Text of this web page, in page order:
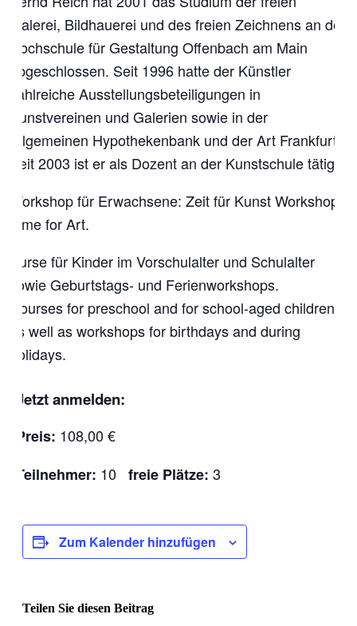
Malerei, Bildhauerei und des freien Zeichnens an der
Hochschule für Gestaltung Offenbach am Main
abgeschlossen. Seit 1996 hatte der Künstler
zahlreiche Ausstellungsbeteiligungen in
Kunstvereinen und Galerien sowie in der
Allgemeinen Hypothekenbank und der Art Frankfurt.
Seit 2003 ist er als Dozent an der Kunstschule tätig.
Workshop für Erwachsene: Zeit für Kunst Workshop.
Time for Art.
Kurse für Kinder im Vorschulalter und Schulalter
sowie Geburtstags- und Ferienworkshops.
Courses for preschool and for school-aged children
as well as workshops for birthdays and during
holidays.
Jetzt anmelden:
Preis: 108,00 €
Teilnehmer: 10freie Plätze: 3
Zum Kalender hinzufügen
Teilen Sie diesen Beitrag